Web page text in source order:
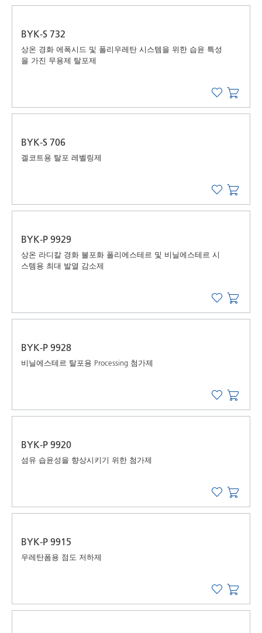
BYK-S 732
상온 경화 에폭시드 및 폴리우레탄 시스템을 위한 습윤 특성
을 가진 무용제 탈포제
BYK-S 706
겔코트용 탈포 레벨링제
BYK-P 9929
상온 라디칼 경화 불포화 폴리에스테르 및 비닐에스테르 시
스템용 최대 발열 감소제
BYK-P 9928
비닐에스테르 탈포용 Processing 첨가제
BYK-P 9920
섬유 습윤성을 향상시키기 위한 첨가제
BYK-P 9915
우레탄폼용 점도 저하제